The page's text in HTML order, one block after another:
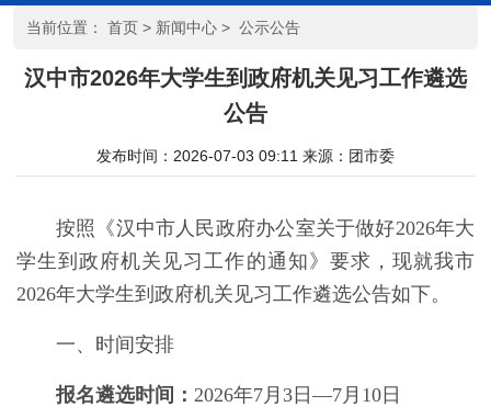
当前位置： 首页 > 新闻中心 > 公示公告
汉中市2026年大学生到政府机关见习工作遴选
公告
发布时间：2026-07-03 09:11 来源： 团市委
按照《汉中市人民政府办公室关于做好2026年大
学生到政府机关见习工作的通知》要求，现就我市
2026年大学生到政府机关见习工作遴选公告如下。
一、时间安排
报名遴选时间： 2026年7月 3 日—7月 10 日